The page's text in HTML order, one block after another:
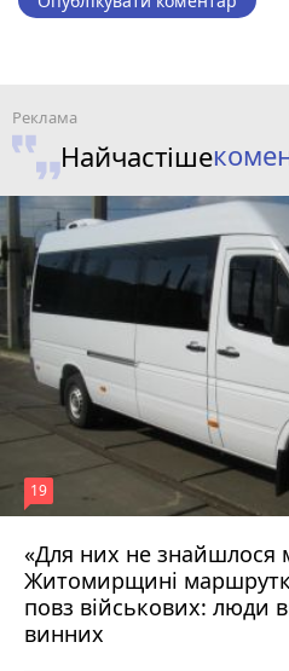
Найчастіше
«Для них не знайшлося
Житомирщині
повз військових: люди
винних
19
17 липня 2026 р.